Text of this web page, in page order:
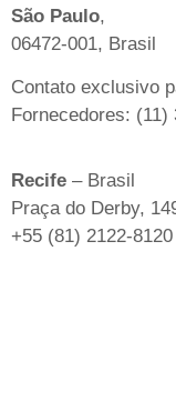
São Paulo,
06472-001, Brasil
Contato exclusivo
Fornecedores: (11)
Recife – Brasil
Praça do Derby,
+55 (81) 2122-8120